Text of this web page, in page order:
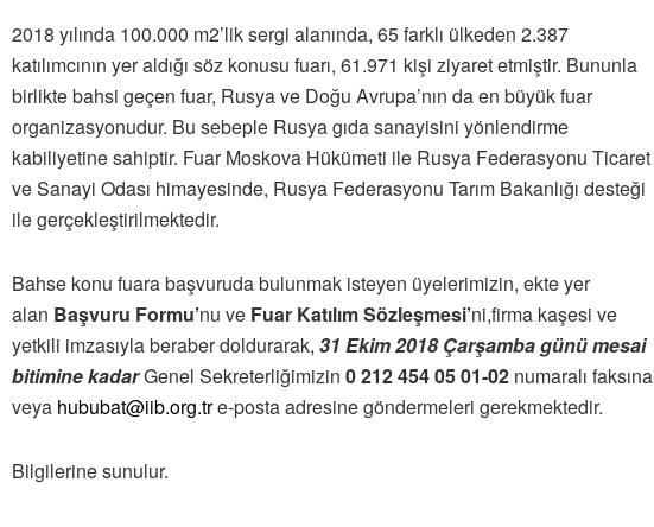
2018 yılında 100.000 m2’lik sergi alanında, 65 farklı ülkeden 2.387
katılımcının yer aldığı söz konusu fuarı, 61.971 kişi ziyaret etmiştir. Bununla
birlikte bahsi geçen fuar, Rusya ve Doğu Avrupa’nın da en büyük fuar
organizasyonudur. Bu sebeple Rusya gıda sanayisini yönlendirme
kabiliyetine sahiptir. Fuar Moskova Hükümeti ile Rusya Federasyonu Ticaret
ve Sanayi Odası himayesinde, Rusya Federasyonu Tarım Bakanlığı desteği
ile gerçekleştirilmektedir.
Bahse konu fuara başvuruda bulunmak isteyen üyelerimizin, ekte yer
alan Başvuru Formu’nu ve Fuar Katılım Sözleşmesi’ni,firma kaşesi ve
yetkili imzasıyla beraber doldurarak, 31 Ekim 2018 Çarşamba günü mesai
bitimine kadarGenel Sekreterliğimizin 0 212 454 05 01-02 numaralı faksına
veya hububat@iib.org.tre-posta adresine göndermeleri gerekmektedir.
Bilgilerine sunulur.